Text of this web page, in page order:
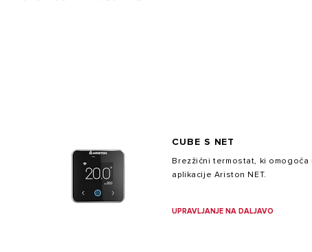
PAMETEN DOM
CUBE S NET
Brezžični termostat, ki
aplikacije Ariston NET.
UPRAVLJANJE NA DALJAVO